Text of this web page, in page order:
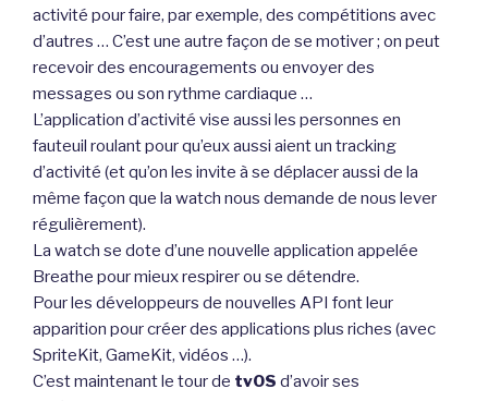
activité pour faire, par exemple, des compétitions avec
d’autres … C’est une autre façon de se motiver ; on peut
recevoir des encouragements ou envoyer des
messages ou son rythme cardiaque …
L’application d’activité vise aussi les personnes en
fauteuil roulant pour qu’eux aussi aient un tracking
d’activité (et qu’on les invite à se déplacer aussi de la
même façon que la watch nous demande de nous lever
régulièrement).
La watch se dote d’une nouvelle application appelée
Breathe pour mieux respirer ou se détendre.
Pour les développeurs de nouvelles API font leur
apparition pour créer des applications plus riches (avec
SpriteKit, GameKit, vidéos …).
C’est maintenant le tour de tvOS d’avoir ses